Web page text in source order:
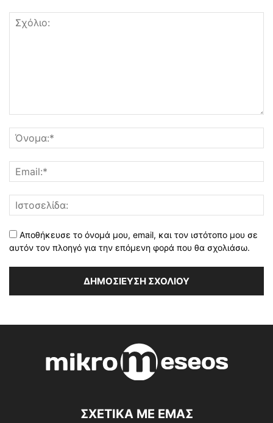
Αποθήκευσε το όνομά μου, email, και τον ιστότοπο μου σε
αυτόν τον πλοηγό για την επόμενη φορά που θα σχολιάσω.
ΣΧΕΤΙΚΑ ΜΕ ΕΜΑΣ